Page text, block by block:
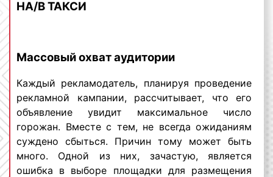
рекламные форматы, размещаемые на
разделения является место размещения
рекламной информации. Так, выделяют
рекламу на бортах такси и
внутрисалонную рекламу. При этом, как
внутрисалонная, так и бортовая реклама
могут быть различных размеров, что
влияет на стоимость изготовления,
размещения и монтажа рекламных
материалов. Если реклама размещается
НА/В ТАКСИ
Массовый охват аудитории
Каждый рекламодатель, планируя проведение
рекламной кампании, рассчитывает, что его
объявление увидит максимальное число
горожан. Вместе с тем, не всегда ожиданиям
суждено сбыться. Причин тому может быть
много. Одной из них, зачастую, является
ошибка в выборе площадки для размещения